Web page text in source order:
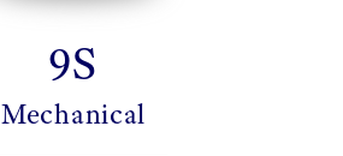
9S
Mechanical